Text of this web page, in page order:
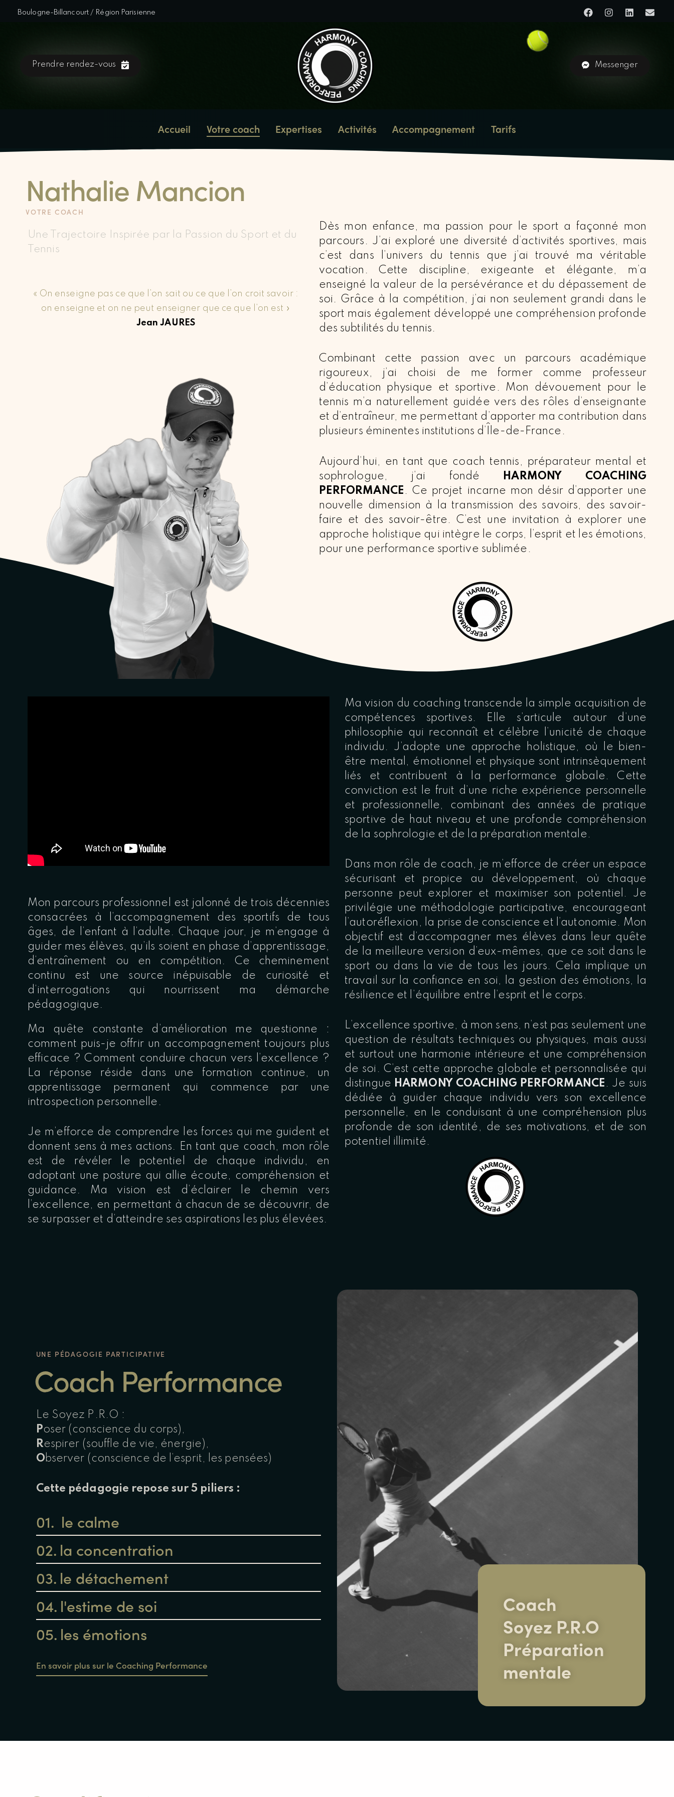
Boulogne-Billancourt / Région Parisienne
Prendre rendez-vous Messenger
Accueil Votre coach Expertises Activités Accompagnement Tarifs
Nathalie Mancion
VOTRE COACH
Une Trajectoire Inspirée par la Passion du Sport et du
Tennis
« On enseigne pas ce que l’on sait ou ce que l’on croit savoir :
on enseigne et on ne peut enseigner que ce que l’on est »
Jean JAURES
Dès mon enfance, ma passion pour le sport a façonné mon
parcours. J’ai exploré une diversité d’activités sportives, mais
c’est dans l’univers du tennis que j’ai trouvé ma véritable
vocation. Cette discipline, exigeante et élégante, m’a
enseigné la valeur de la persévérance et du dépassement de
soi. Grâce à la compétition, j’ai non seulement grandi dans le
sport mais également développé une compréhension profonde
des subtilités du tennis.
Combinant cette passion avec un parcours académique
rigoureux, j’ai choisi de me former comme professeur
d’éducation physique et sportive. Mon dévouement pour le
tennis m’a naturellement guidée vers des rôles d’enseignante
et d’entraîneur, me permettant d’apporter ma contribution dans
plusieurs éminentes institutions d’Île-de-France.
Aujourd’hui, en tant que coach tennis, préparateur mental et
sophrologue, j’ai fondé
HARMONY COACHING
PERFORMANCE . Ce projet incarne mon désir d’apporter une
nouvelle dimension à la transmission des savoirs, des savoir-
faire et des savoir-être. C’est une invitation à explorer une
approche holistique qui intègre le corps, l’esprit et les émotions,
pour une performance sportive sublimée.
Mon parcours professionnel est jalonné de trois décennies
consacrées à l’accompagnement des sportifs de tous
âges, de l’enfant à l’adulte. Chaque jour, je m’engage à
guider mes élèves, qu’ils soient en phase d’apprentissage,
d’entraînement ou en compétition. Ce cheminement
continu est une source inépuisable de curiosité et
d’interrogations qui nourrissent ma démarche
pédagogique.
Ma quête constante d’amélioration me questionne :
comment puis-je offrir un accompagnement toujours plus
efficace ? Comment conduire chacun vers l’excellence ?
La réponse réside dans une formation continue, un
apprentissage permanent qui commence par une
introspection personnelle.
Je m’efforce de comprendre les forces qui me guident et
donnent sens à mes actions. En tant que coach, mon rôle
est de révéler le potentiel de chaque individu, en
adoptant une posture qui allie écoute, compréhension et
guidance. Ma vision est d’éclairer le chemin vers
l’excellence, en permettant à chacun de se découvrir, de
se surpasser et d’atteindre ses aspirations les plus élevées.
Ma vision du coaching transcende la simple acquisition de
compétences sportives. Elle s’articule autour d’une
philosophie qui reconnaît et célèbre l’unicité de chaque
individu. J’adopte une approche holistique, où le bien-
être mental, émotionnel et physique sont intrinsèquement
liés et contribuent à la performance globale. Cette
conviction est le fruit d’une riche expérience personnelle
et professionnelle, combinant des années de pratique
sportive de haut niveau et une profonde compréhension
de la sophrologie et de la préparation mentale.
Dans mon rôle de coach, je m’efforce de créer un espace
sécurisant et propice au développement, où chaque
personne peut explorer et maximiser son potentiel. Je
privilégie une méthodologie participative, encourageant
l’autoréflexion, la prise de conscience et l’autonomie. Mon
objectif est d’accompagner mes élèves dans leur quête
de la meilleure version d’eux-mêmes, que ce soit dans le
sport ou dans la vie de tous les jours. Cela implique un
travail sur la confiance en soi, la gestion des émotions, la
résilience et l’équilibre entre l’esprit et le corps.
L’excellence sportive, à mon sens, n’est pas seulement une
question de résultats techniques ou physiques, mais aussi
et surtout une harmonie intérieure et une compréhension
de soi. C’est cette approche globale et personnalisée qui
distingue HARMONY COACHING PERFORMANCE . Je suis
dédiée à guider chaque individu vers son excellence
personnelle, en le conduisant à une compréhension plus
profonde de son identité, de ses motivations, et de son
potentiel illimité.
UNE PÉDAGOGIE PARTICIPATIVE
Coach Performance
Le Soyez P.R.O :
Poser (conscience du corps),
Respirer (souffle de vie, énergie),
Observer (conscience de l’esprit, les pensées)
​Cette pédagogie repose sur 5 piliers :
01. le calme
02. la concentration
03. le détachement
04. l'estime de soi
05. les émotions
En savoir plus sur le Coaching Performance
Coach
Soyez P.R.O
Préparation
mentale